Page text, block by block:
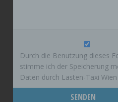
Durch die Benutzung dieses
stimme ich der Speicherung
Daten durch Lasten-Taxi Wien